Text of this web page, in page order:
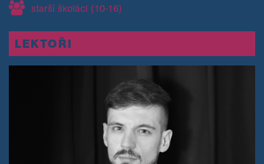
starší školáci (10-16)
LEKTOŘI